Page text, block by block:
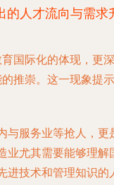
的人才流向与需求
国际化的体现，更深
推崇。这一现象提示
与服务业等抢人，更
业尤其需要能够理解
进技术和管理知识的